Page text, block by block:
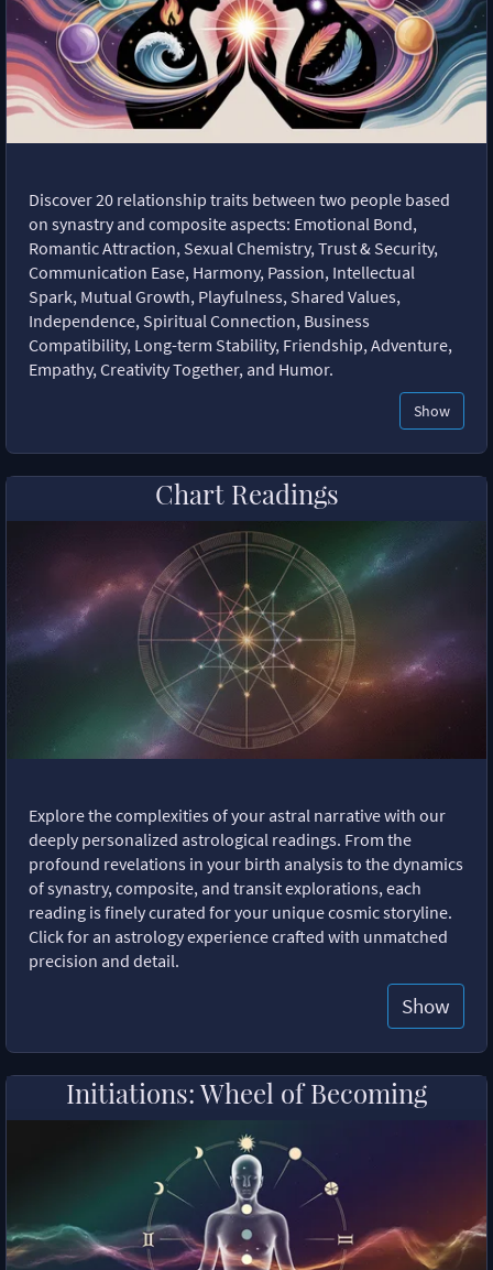
Discover 20 relationship traits between two people based
on synastry and composite aspects: Emotional Bond,
Romantic Attraction, Sexual Chemistry, Trust & Security,
Communication Ease, Harmony, Passion, Intellectual
Spark, Mutual Growth, Playfulness, Shared Values,
Independence, Spiritual Connection, Business
Compatibility, Long-term Stability, Friendship, Adventure,
Empathy, Creativity Together, and Humor.
Show
Chart Readings
Explore the complexities of your astral narrative with our
deeply personalized astrological readings. From the
profound revelations in your birth analysis to the dynamics
of synastry, composite, and transit explorations, each
reading is finely curated for your unique cosmic storyline.
Click for an astrology experience crafted with unmatched
precision and detail.
Show
Initiations: Wheel of Becoming